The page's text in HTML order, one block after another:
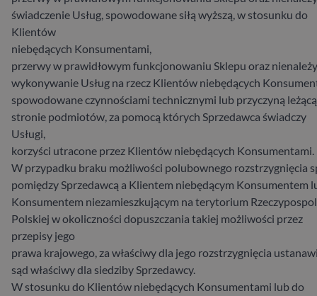
świadczenie Usług, spowodowane siłą wyższą, w stosunku do
Klientów
niebędących Konsumentami,
przerwy w prawidłowym funkcjonowaniu Sklepu oraz
wykonywanie Usług na rzecz Klientów niebędących
spowodowane czynnościami technicznymi lub przyczyną
stronie podmiotów, za pomocą których Sprzedawca świadczy
Usługi,
korzyści utracone przez Klientów niebędących Konsumentami.
W przypadku braku możliwości polubownego rozstrzygnięcia
pomiędzy Sprzedawcą a Klientem niebędącym Konsumentem
Konsumentem niezamieszkującym na terytorium
Polskiej w okoliczności dopuszczania takiej możliwości przez
przepisy jego
prawa krajowego, za właściwy dla jego rozstrzygnięcia
sąd właściwy dla siedziby Sprzedawcy.
W stosunku do Klientów niebędących Konsumentami lub do